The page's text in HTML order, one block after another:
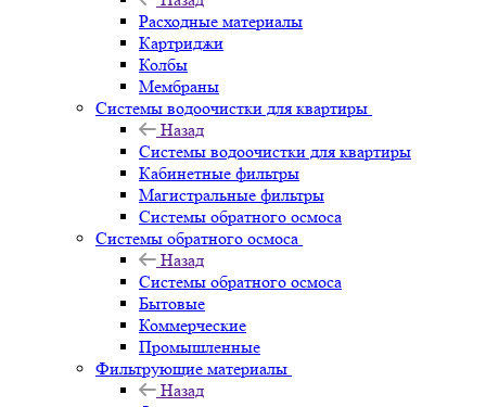
Расходные материалы
Картриджи
Колбы
Мембраны
Системы водоочистки для квартиры
Назад
Системы водоочистки для квартиры
Кабинетные фильтры
Магистральные фильтры
Системы обратного осмоса
Системы обратного осмоса
Назад
Системы обратного осмоса
Бытовые
Коммерческие
Промышленные
Фильтрующие материалы
Назад